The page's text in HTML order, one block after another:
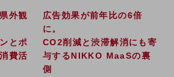
ド製品
外観
とポ
費活
広告効果が前年比の6倍
に。
CO2削減と渋滞解消にも寄
与するNIKKO MaaSの裏
側